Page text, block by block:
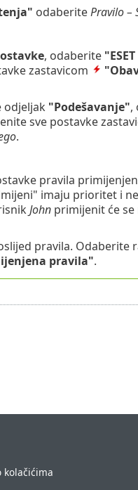
odaberitePravilo –
, odaberite
zastavicom
odjeljak "Podešavanje",
sve postavke
.
pravila
imaju prioritet i
Johnprimijenit će se
pravila. Odaberite
pravila".
kolačićima